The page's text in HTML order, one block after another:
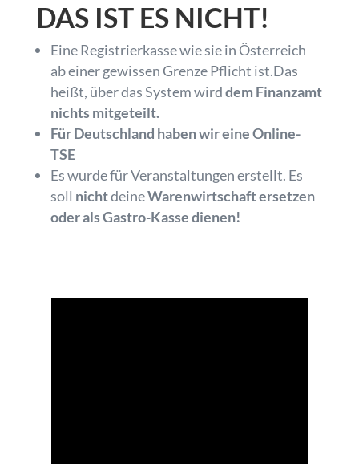
DAS IST ES NICHT!
Eine Registrierkasse wie sie in Österreich
ab einer gewissen Grenze Pflicht ist.Das
heißt, über das System wirddem Finanzamt
nichts mitgeteilt.
Für Deutschland haben wir eine Online-
TSE
Es wurde für Veranstaltungen erstellt. Es
soll nichtdeineWarenwirtschaft ersetzen
oder als Gastro-Kasse dienen!